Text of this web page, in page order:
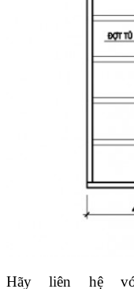
Hãy liên hệ